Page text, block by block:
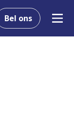
Bel ons